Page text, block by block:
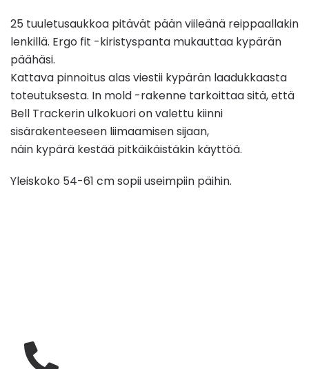
25 tuuletusaukkoa pitävät pään viileänä reippaallakin
lenkillä. Ergo fit -kiristyspanta mukauttaa kypärän
päähäsi.
Kattava pinnoitus alas viestii kypärän laadukkaasta
toteutuksesta. In mold -rakenne tarkoittaa sitä, että
Bell Trackerin ulkokuori on valettu kiinni
sisärakenteeseen liimaamisen sijaan,
näin kypärä kestää pitkäikäistäkin käyttöä.
Yleiskoko 54-61 cm sopii useimpiin päihin.